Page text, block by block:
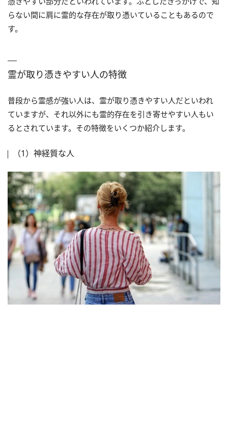
らない間に肩に霊的な存在が取り憑いていることもあるので
す。
霊が取り憑きやすい人の特徴
普段から霊感が強い人は、霊が取り憑きやすい人だといわれ
ていますが、それ以外にも霊的存在を引き寄せやすい人もい
るとされています。その特徴をいくつか紹介します。
（1）神経質な人